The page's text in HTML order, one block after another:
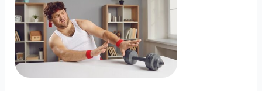
de
la
falta
de
motivación